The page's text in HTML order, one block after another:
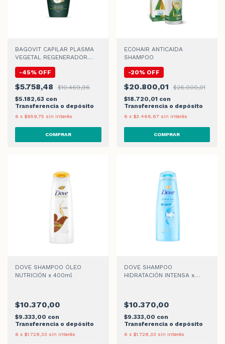
BAGOVIT CAPILAR PLASMA
VEGETAL REGENERADOR
-45% OFF
$5.758,48
$10.469,96
$5.182,63 con
Transferencia o depósito
6 x $959,75 sin interés
ECOHAIR ANTICAIDA
SHAMPOO
-20% OFF
$20.800,01
$26.000,01
$18.720,01 con
Transferencia o depósito
6 x $3.466,67 sin interés
DOVE SHAMPOO ÓLEO
NUTRICIÓN x 400ml
$10.370,00
$9.333,00 con
Transferencia o depósito
6 x $1.728,33 sin interés
DOVE SHAMPOO
HIDRATACIÓN INTENSA x
$10.370,00
$9.333,00 con
Transferencia o depósito
6 x $1.728,33 sin interés